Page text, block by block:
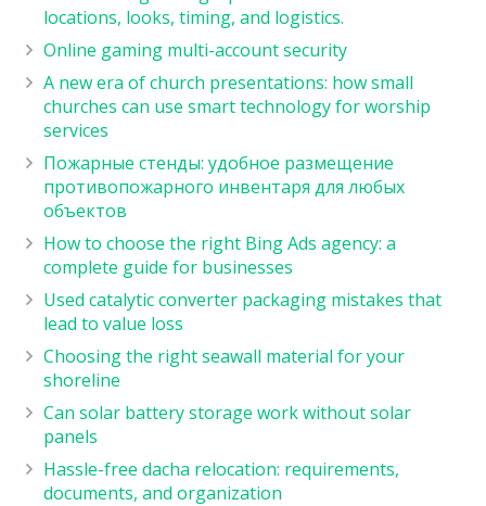
locations, looks, timing, and logistics.
Online gaming multi-account security
A new era of church presentations: how small
churches can use smart technology for worship
services
Пожарные стенды: удобное размещение
противопожарного инвентаря для любых
объектов
How to choose the right Bing Ads agency: a
complete guide for businesses
Used catalytic converter packaging mistakes that
lead to value loss
Choosing the right seawall material for your
shoreline
Can solar battery storage work without solar
panels
Hassle-free dacha relocation: requirements,
documents, and organization